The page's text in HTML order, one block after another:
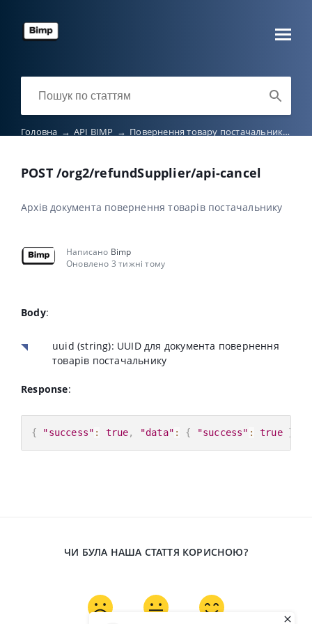
Головна → API BIMP → Повернення товару постачальнику
POST /org2/refundSupplier/api-cancel
Архів документа повернення товарів постачальнику
Написано Bimp
Оновлено 3 тижні тому
Body:
uuid (string): UUID для документа повернення
товарів постачальнику
Response:
{ "success" : true, "data" : { "success" : true }
ЧИ БУЛА НАША СТАТТЯ КОРИСНОЮ?